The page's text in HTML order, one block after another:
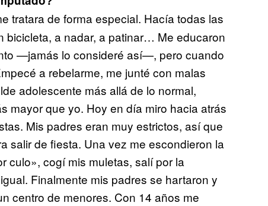
tratara de forma especial. Hacía todas las
bicicleta, a nadar, a patinar… Me educaron
—jamás lo consideré así—, pero cuando
a rebelarme, me junté con malas
adolescente más allá de lo normal,
mayor que yo. Hoy en día miro hacia atrás
Mis padres eran muy estrictos, así que
salir de fiesta. Una vez me escondieron la
culo», cogí mis muletas, salí por la
Finalmente mis padres se hartaron y
centro de menores. Con 14 años me